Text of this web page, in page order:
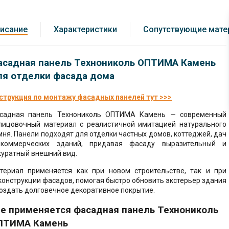
материалы
отмостки
стяжки пола
скатной
фасада -
комплектация
софиты
праймеры
Характеристики Сопутствующие
панель Технониколь ОПТИМА Камень
отделки фасада дома
по монтажу фасадных панелей тут >>>
панель Технониколь ОПТИМА Камень — современный
материал с реалистичной имитацией натурального
Панели подходят для отделки частных домов, коттеджей, дач
зданий, придавая фасаду выразительный и
внешний вид.
применяется как при новом строительстве, так и при
фасадов, помогая быстро обновить экстерьер здания
долговечное декоративное покрытие.
применяется фасадная панель Технониколь
Камень